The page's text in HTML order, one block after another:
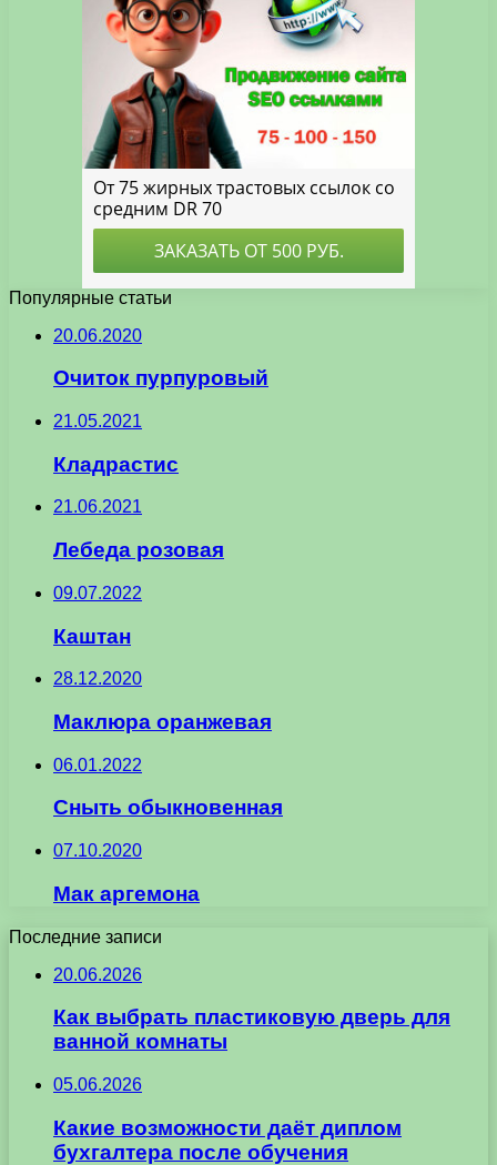
Популярные статьи
20.06.2020
Очиток пурпуровый
21.05.2021
Кладрастис
21.06.2021
Лебеда розовая
09.07.2022
Каштан
28.12.2020
Маклюра оранжевая
06.01.2022
Сныть обыкновенная
07.10.2020
Мак аргемона
Последние записи
20.06.2026
Как выбрать пластиковую дверь для
ванной комнаты
05.06.2026
Какие возможности даёт диплом
бухгалтера после обучения